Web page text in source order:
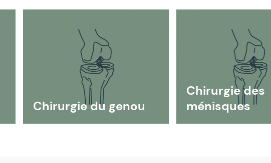
Chirurgie du genou
Chirurgie des
ménisques